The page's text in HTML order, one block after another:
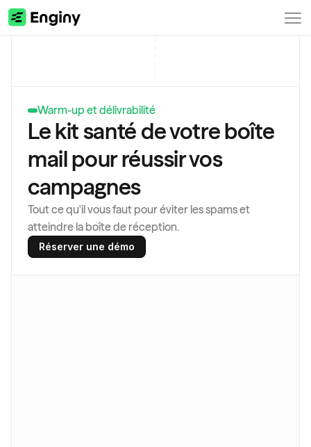
Warm-up et délivrabilité
Le kit santé de votre boîte
mail pour réussir vos
campagnes
Tout ce qu'il vous faut pour éviter les spams et
atteindre la boîte de réception.
Réserver une démo